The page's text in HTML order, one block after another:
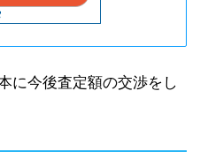
に今後査定額の交渉をし